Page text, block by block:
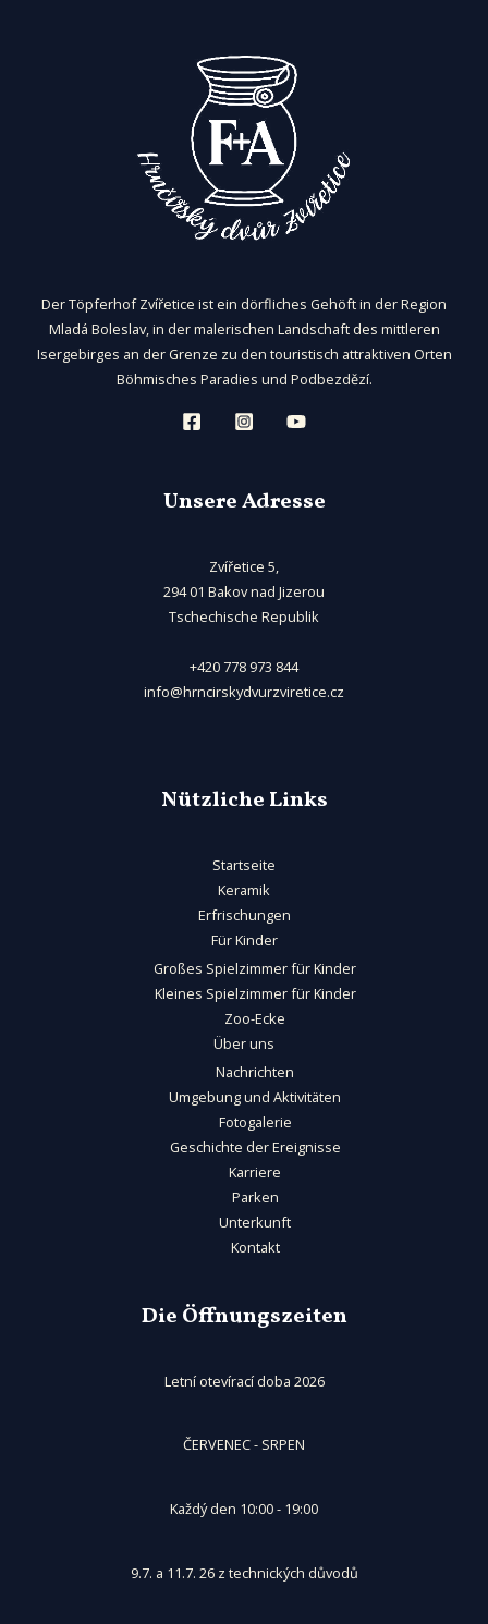
Der Töpferhof Zvířetice ist ein dörfliches Gehöft in der Region
Mladá Boleslav, in der malerischen Landschaft des mittleren
Isergebirges an der Grenze zu den touristisch attraktiven Orten
Böhmisches Paradies und Podbezdězí.
Unsere Adresse
Zvířetice 5,
294 01 Bakov nad Jizerou
Tschechische Republik
+420 778 973 844
info@hrncirskydvurzviretice.cz
Nützliche Links
Startseite
Keramik
Erfrischungen
Für Kinder
Großes Spielzimmer für Kinder
Kleines Spielzimmer für Kinder
Zoo-Ecke
Über uns
Nachrichten
Umgebung und Aktivitäten
Fotogalerie
Geschichte der Ereignisse
Karriere
Parken
Unterkunft
Kontakt
Die Öffnungszeiten
Letní otevírací doba 2026
ČERVENEC - SRPEN
Každý den 10:00 - 19:00
9.7. a 11.7. 26 z technických důvodů